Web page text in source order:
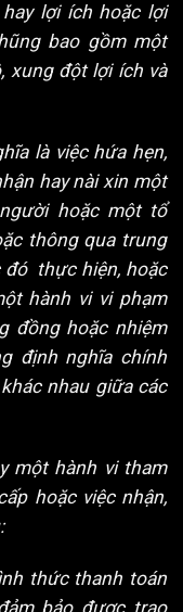
lợi ích hoặc lợi
bao gồm một
xung đột lợi ích và
là việc hứa hẹn,
hay nài xin một
hoặc một tổ
thông qua trung
đó thực hiện, hoặc
hành vi vi phạm
đồng hoặc nhiệm
định nghĩa chính
nhau giữa các
một hành vi tham
hoặc việc nhận,
thức thanh toán
bảo được trao